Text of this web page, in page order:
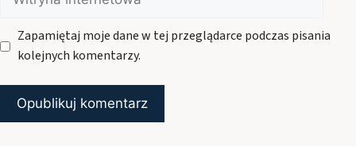
internetowa
Zapamiętaj moje dane w tej przeglądarce podczas pisania
kolejnych komentarzy.